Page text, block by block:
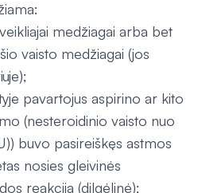
medžiagai arba bet
vaisto medžiagai (jos
pavartojus aspirino ar kito
(nesteroidinio vaisto nuo
buvo pasireiškęs astmos
nosies gleivinės
reakcija (dilgėlinė);